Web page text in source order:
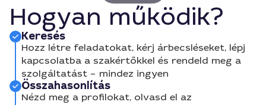
Hogyan működik?
Keresés
Hozz létre feladatokat, kérj árbecsléseket, lépj
kapcsolatba a szakértőkkel és rendeld meg a
szolgáltatást – mindez ingyen
Összahasonlítás
Nézd meg a profilokat, olvasd el az